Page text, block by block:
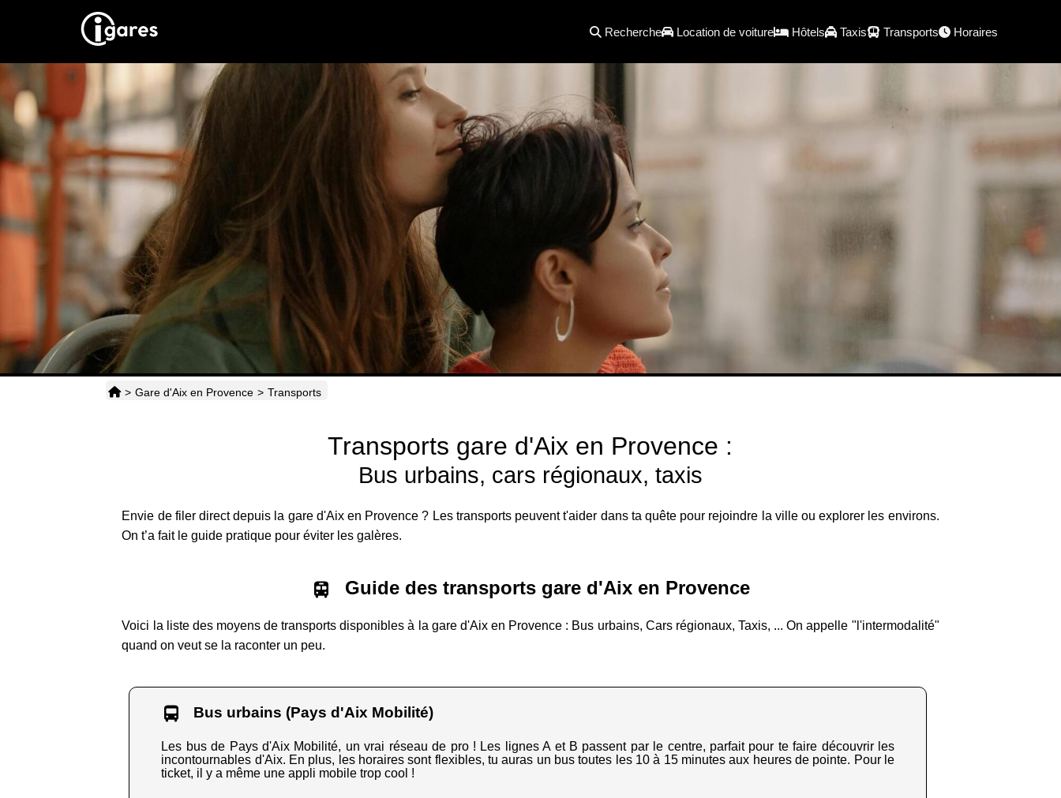
Recherche Location de voiture Hôtels Taxis Transports Horaires
> Gare d'Aix en Provence > Transports
Transports gare d'Aix en Provence :
Bus urbains, cars régionaux, taxis
Envie de filer direct depuis la gare d'Aix en Provence ? Les transports peuvent t'aider dans ta quête pour rejoindre la ville ou explorer les environs.
On t’a fait le guide pratique pour éviter les galères.
Guide des transports gare d'Aix en Provence
Voici la liste des moyens de transports disponibles à la gare d'Aix en Provence : Bus urbains, Cars régionaux, Taxis, ... On appelle "l'intermodalité"
quand on veut se la raconter un peu.
Bus urbains (Pays d'Aix Mobilité)
Les bus de Pays d'Aix Mobilité, un vrai réseau de pro ! Les lignes A et B passent par le centre, parfait pour te faire découvrir les
incontournables d'Aix. En plus, les horaires sont flexibles, tu auras un bus toutes les 10 à 15 minutes aux heures de pointe. Pour le
ticket, il y a même une appli mobile trop cool !